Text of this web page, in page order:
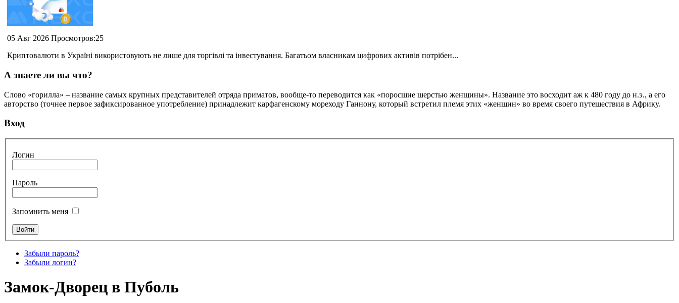
05 Авг 2026 Просмотров:25
Криптовалюти в Україні використовують не лише для торгівлі та інвестування. Багатьом власникам цифрових активів потрібен...
А знаете ли вы что?
Слово «горилла» – название самых крупных представителей отряда приматов, вообще-то переводится как «поросшие шерстью женщины». Название это восходит аж к 480 году до н.э., а его
авторство (точнее первое зафиксированное употребление) принадлежит карфагенскому мореходу Ганнону, который встретил племя этих «женщин» во время своего путешествия в Африку.
Вход
Логин
Пароль
Запомнить меня
Забыли пароль?
Забыли логин?
Замок-Дворец в Пуболь